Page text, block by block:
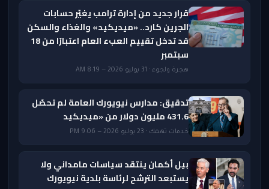
قرار جديد من إدارة ترامب يغيّر حسابات
الجرين كارد.. «ميديكيد» والغذاء والسكن
قد تدخل تقييم العبء العام اعتبارًا من 18
سبتمبر
هجرة ولجوء · 31 يوليو 2026 — 8:19 AM
تدقيق: مدارس نيويورك العامة لم تحصّل
431.6 مليون دولار من «ميديكيد
خدمات تهمك · 23 يوليو 2026 — 9:06 PM
بيل أكمان ينتقد سياسات مامداني ولا
يستبعد الترشح لرئاسة بلدية نيويورك